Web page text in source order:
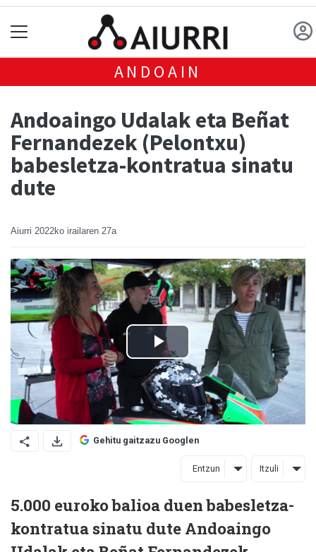
ANDOAIN
Andoaingo Udalak eta Beñat
Fernandezek (Pelontxu)
babesletza-kontratua sinatu
dute
Aiurri 2022ko irailaren 27a
Gehitu gaitzazu Googlen
Entzun Itzuli
5.000 euroko balioa duen babesletza-
kontratua sinatu dute Andoaingo